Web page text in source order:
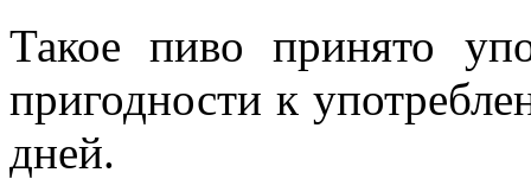
Такое пиво принято
пригодности к
дней.